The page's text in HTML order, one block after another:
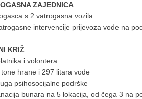
ZAJEDNICA
s 2 vatrogasna vozila
intervencije prijevoza vode na
KRIŽ
i volontera
hrane i 297 litara vode
psihosocijalne podrške
bunara na 5 lokacija, od čega 3 na